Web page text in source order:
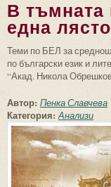
В тъмната
една
Теми по БЕЛ за
по български език и
“Акад. Никола
Автор: Пенка Славчева
Категория:Анализи